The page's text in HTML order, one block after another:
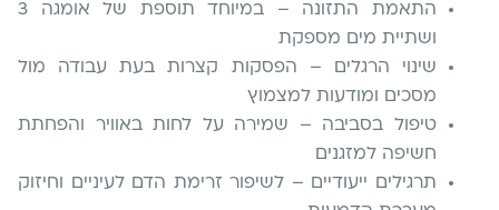
התאמת התזונה – במיוחד תוספת של אומגה 3
ושתיית מים מספקת
שינוי הרגלים – הפסקות קצרות בעת עבודה מול
מסכים ומודעות למצמוץ
טיפול בסביבה – שמירה על לחות באוויר והפחתת
חשיפה למזגנים
תרגילים ייעודיים – לשיפור זרימת הדם לעיניים וחיזוק